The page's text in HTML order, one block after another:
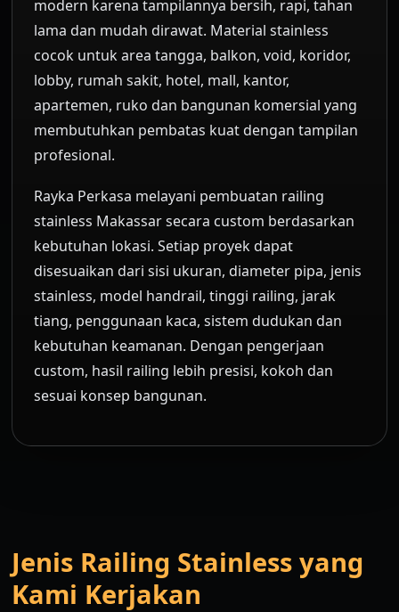
modern karena tampilannya bersih, rapi, tahan
lama dan mudah dirawat. Material stainless
cocok untuk area tangga, balkon, void, koridor,
lobby, rumah sakit, hotel, mall, kantor,
apartemen, ruko dan bangunan komersial yang
membutuhkan pembatas kuat dengan tampilan
profesional.
Rayka Perkasa melayani pembuatan railing
stainless Makassar secara custom berdasarkan
kebutuhan lokasi. Setiap proyek dapat
disesuaikan dari sisi ukuran, diameter pipa, jenis
stainless, model handrail, tinggi railing, jarak
tiang, penggunaan kaca, sistem dudukan dan
kebutuhan keamanan. Dengan pengerjaan
custom, hasil railing lebih presisi, kokoh dan
sesuai konsep bangunan.
Jenis Railing Stainless yang
Kami Kerjakan